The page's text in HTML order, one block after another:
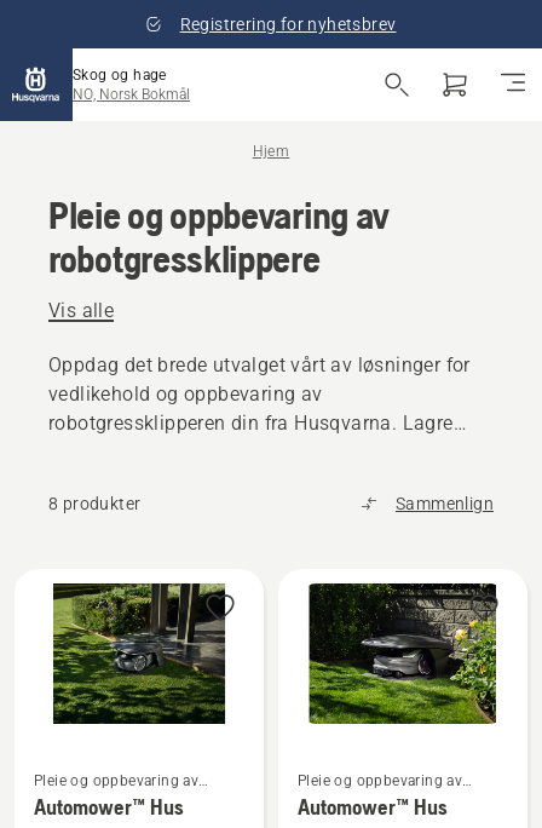
Registrering for nyhetsbrev
Skog og hage
NO, Norsk Bokmål
Hjem
Pleie og oppbevaring av
robotgressklippere
Vis alle
Oppdag det brede utvalget vårt av løsninger for
vedlikehold og oppbevaring av
robotgressklipperen din fra Husqvarna. Lagre
8 produkter Sammenlign
Alle
produkter
flere
detaljer
Pleie og oppbevaring av
robotgressklippere
Automower™ Hus
flere
detaljer
Pleie og oppbevaring av
robotgressklippere
Automower™ Hus